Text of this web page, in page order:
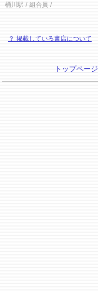
桶川駅 / 組合員 /
？ 掲載している書店について
トップページ